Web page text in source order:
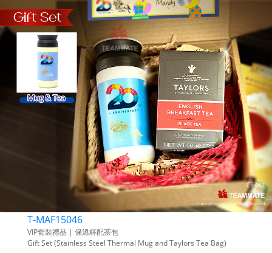
T-MAF15046
VIP套裝禮品 | 保溫杯配茶包
Gift Set (Stainless Steel Thermal Mug and Taylors Tea Bag)